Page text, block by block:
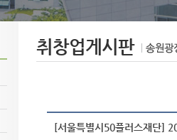
취창업게시판
[서울특별시50플러스재단]